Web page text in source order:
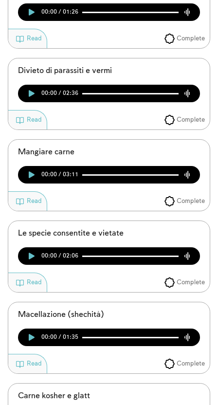
00:00 / 01:26
Complete
Read
Divieto di parassiti e vermi
00:00 / 02:36
Complete
Read
Mangiare carne
00:00 / 03:11
Complete
Read
Le specie consentite e vietate
00:00 / 02:06
Complete
Read
Macellazione (shechità)
00:00 / 01:35
Complete
Read
Carne kosher e glatt